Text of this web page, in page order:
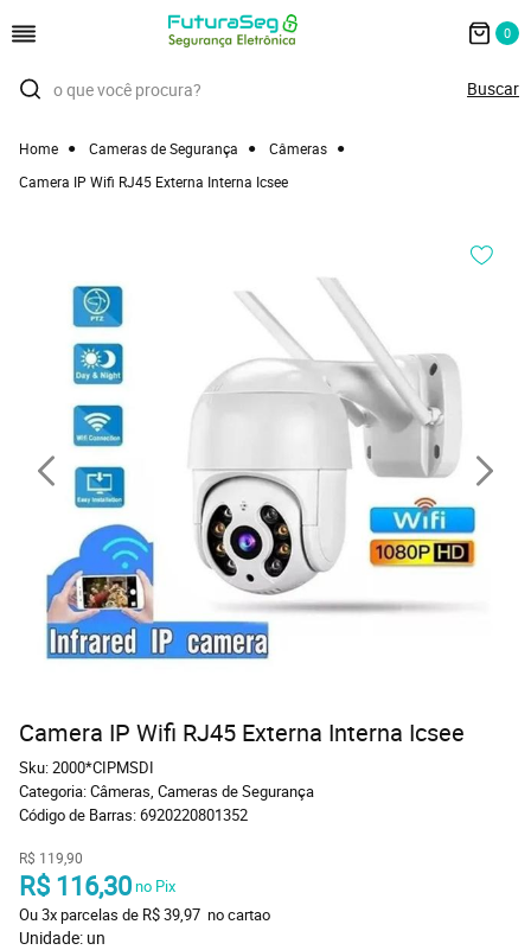
0
Home Cameras de Segurança
Câmeras
Camera IP Wifi RJ45 Externa Interna Icsee
Camera IP Wifi RJ45 Externa Interna Icsee
Sku:2000*CIPMSDI
Categoria:Câmeras, Cameras de Segurança
Código de Barras:6920220801352
R$ 119,90
R$ 116,30 no Pix
Ou 3x parcelas de R$ 39,97 no cartao
Unidade: un